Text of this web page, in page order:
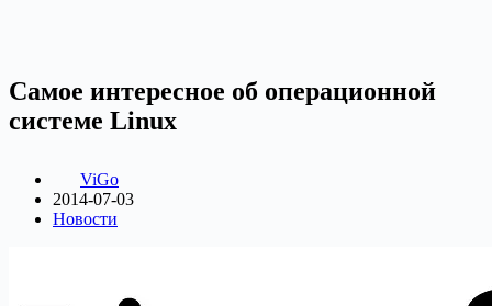
Самое интересное об операционной
системе Linux
ViGo
2014-07-03
Новости